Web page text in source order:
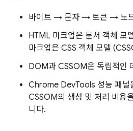
바이트 → 문자 → 토큰 → 노
HTML 마크업은 문서 객체 모
마크업은 CSS 객체 모델
DOM과 CSSOM은 독립적인
Chrome DevTools 성능 패널
CSSOM의 생성 및 처리 비용
니다.